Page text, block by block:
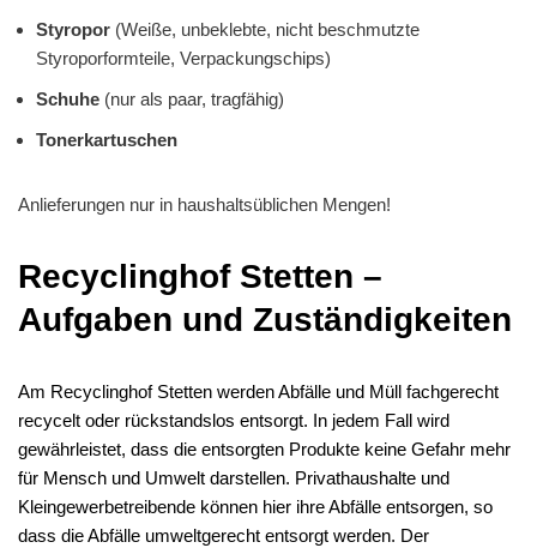
Styropor (Weiße, unbeklebte, nicht beschmutzte
Styroporformteile, Verpackungschips)
Schuhe (nur als paar, tragfähig)
Tonerkartuschen
Anlieferungen nur in haushaltsüblichen Mengen!
Recyclinghof Stetten –
Aufgaben und Zuständigkeiten
Am Recyclinghof Stetten werden Abfälle und Müll fachgerecht
recycelt oder rückstandslos entsorgt. In jedem Fall wird
gewährleistet, dass die entsorgten Produkte keine Gefahr mehr
für Mensch und Umwelt darstellen. Privathaushalte und
Kleingewerbetreibende können hier ihre Abfälle entsorgen, so
dass die Abfälle umweltgerecht entsorgt werden. Der